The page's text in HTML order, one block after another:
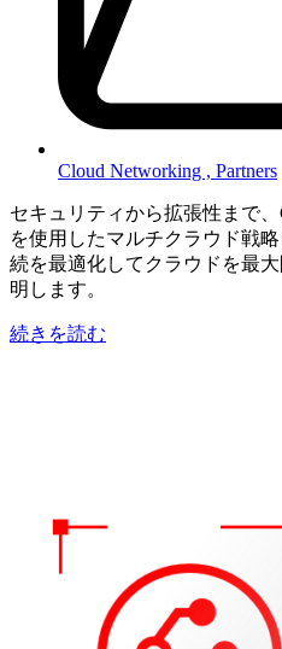
Cloud Networking , Partners
セキュリティから拡張性まで、
を使用したマルチクラウド戦
続を最適化してクラウドを最
明します。
続きを読む